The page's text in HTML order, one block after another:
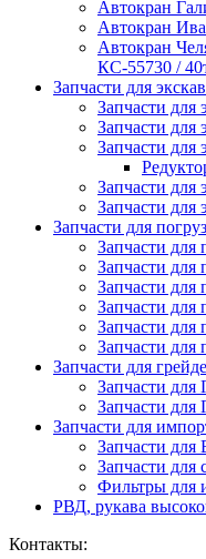
Автокран
Автокран
Автокран
КС-55730 /
Запчасти для
Запчасти для
Запчасти для
Запчасти для
Запчасти
Запчасти для
Запчасти для
Запчасти для
Запчасти для
Запчасти
Запчасти
Запчасти для
Запчасти для
Запчасти для
Запчасти для
Запчасти для
Запчасти для
Запчасти для
Запчасти для
Фильтры для
РВД, рукава
Контакты: